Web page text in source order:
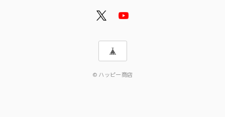
© ハッピー商店